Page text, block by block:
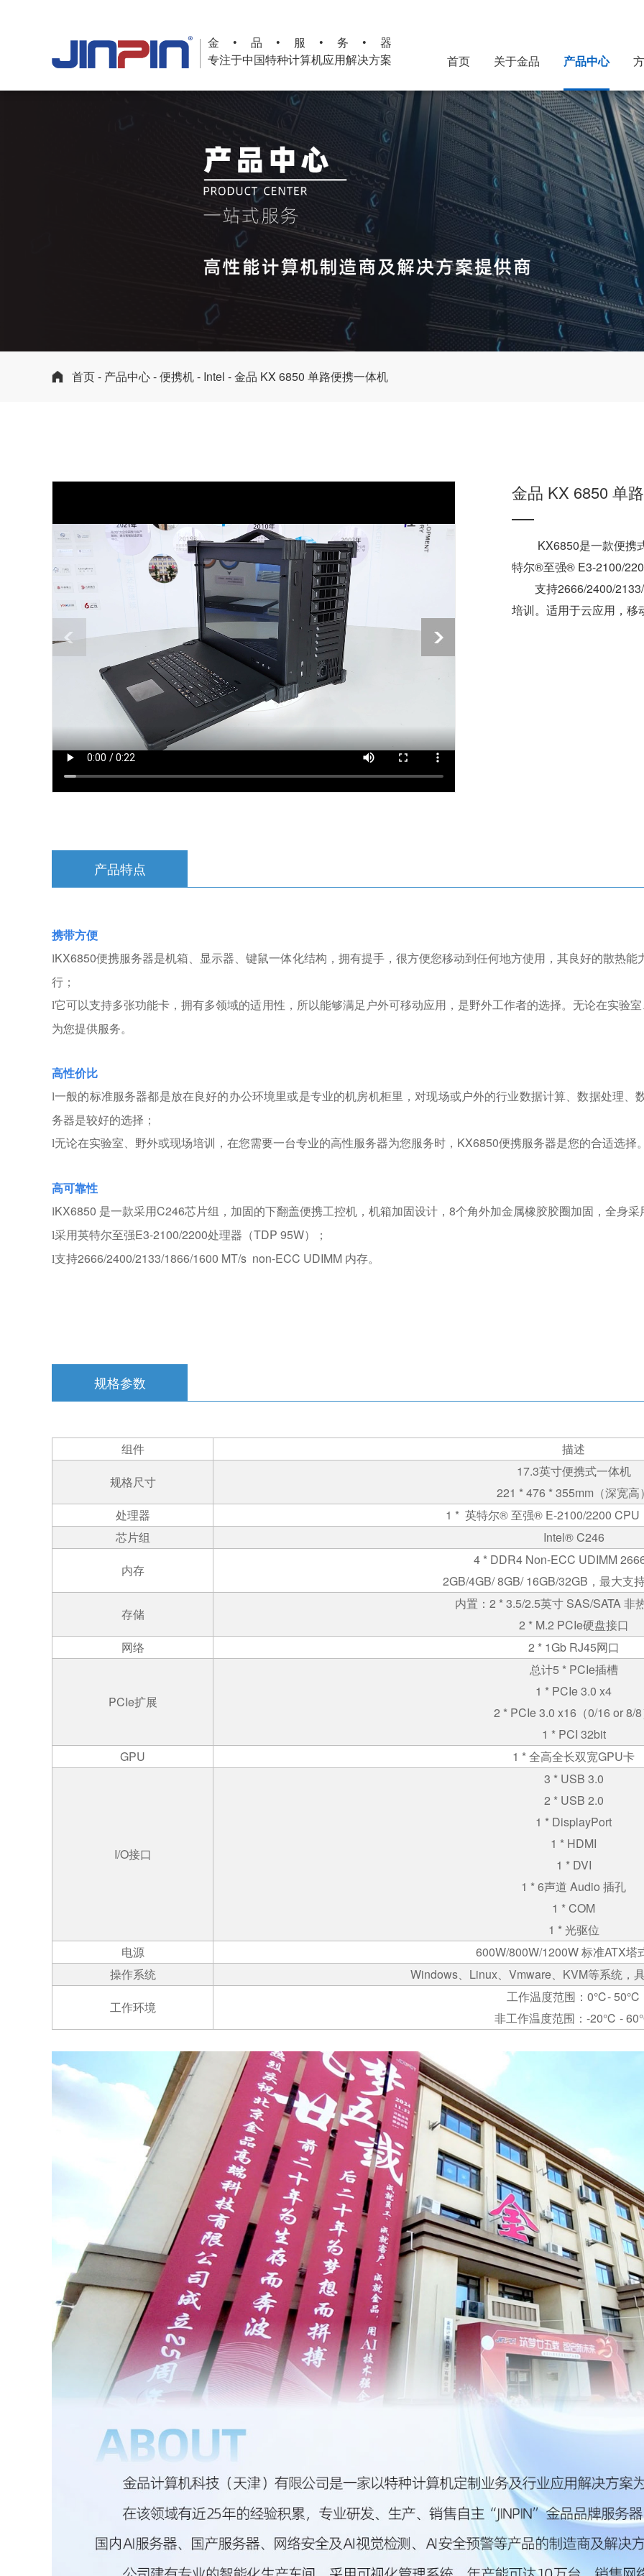
金•品•服•务•器
专注于中国特种计算机应用解决方案
首页 关于金品 产品中心
首页- 产品中心-便携机- Intel - 金品 KX 6850 单路便携一体机
金品 KX 6850 单
KX6850是一款便携
特尔®至强® E3-2100/
支持2666/2400/2133/
培训。适用于云应用，移
产品特点
携带方便
lKX6850便携服务器是机箱、显示器、键鼠一体化结构，拥有提手，很方便您移动到任何地方使用，其良好的散热
行；
l它可以支持多张功能卡，拥有多领域的适用性，所以能够满足户外可移动应用，是野外工作者的选择。无论在实验
为您提供服务。
高性价比
l一般的标准服务器都是放在良好的办公环境里或是专业的机房机柜里，对现场或户外的行业数据计算、数据处理
务器是较好的选择；
l无论在实验室、野外或现场培训，在您需要一台专业的高性服务器为您服务时，KX6850便携服务器是您的合适选择
高可靠性
lKX6850 是一款采用C246芯片组，加固的下翻盖便携工控机，机箱加固设计，8个角外加金属橡胶胶圈加固，全身
l采用英特尔至强E3-2100/2200处理器（TDP 95W）；
l支持2666/2400/2133/1866/1600 MT/s non-ECC UDIMM 内存。
规格参数
组件
描述
规格尺寸
17.3英寸便携式一体机
221 * 476 * 355mm （深宽高
处理器
1 * 英特尔®至强® E-2100/2200 CPU
芯片组
Intel® C246
内存
4 * DDR4 Non-ECC UDIMM
2GB/4GB/ 8GB/ 16GB/32GB ，最大支
存储
内置： 2 * 3.5/2.5英寸SAS/SATA非
2 * M.2 PCIe硬盘接口
网络
2 * 1Gb RJ45网口
PCIe扩展
总计5 * PCIe插槽
1 * PCIe 3.0 x4
2 * PCIe 3.0 x16 （0/16 or 8/8
1 * PCI 32bit
GPU
1 *全高全长双宽GPU卡
I/O接口
3 * USB 3.0
2 * USB 2.0
1 * DisplayPort
1 * HDMI
1 * DVI
1 * 6声道 Audio 插孔
1 * COM
1 *光驱位
电源
600W/800W/1200W标准ATX塔
操作系统
Windows、 Linux、 Vmware、 KVM等系统，
工作环境
工作温度范围： 0℃- 50℃
非工作温度范围： -20℃ - 60